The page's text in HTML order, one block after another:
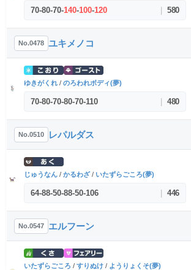
70-80-70-140-100-120 | 580
No.0478 ユキメノコ
ゆきがくれ / のろわれボディ(夢)
70-80-70-80-70-110 | 480
No.0510 レパルダス
じゅうなん / かるわざ/ いたずらごころ(夢)
64-88-50-88-50-106 | 446
No.0547 エルフーン
いたずらごころ / すりぬけ / ようりょくそ(夢)